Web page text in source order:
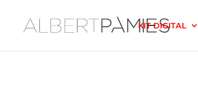
KIT DIGITAL